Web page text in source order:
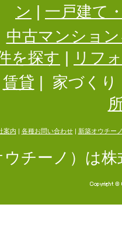
ン
一戸建て
中古マンショ
を探す
リフ
賃貸
家づくり
案内 各種お問い合わせ| 新築オウチー
ウチーノ）は